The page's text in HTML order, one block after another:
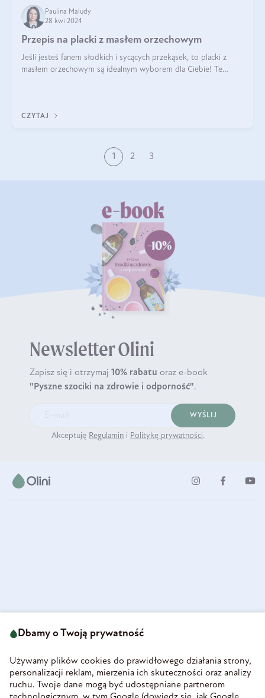
Paulina Maludy
28 kwi 2024
Przepis na placki z masłem orzechowym
Jeśli jesteś fanem słodkich i sycących przekąsek, to placki z
masłem orzechowym są idealnym wyborem dla Ciebie! Te
CZYTAJ
1 2 3
Newsletter Olini
Zapisz się i otrzymaj 10% rabatu oraz e-book
"Pyszne szociki na zdrowie i odporność".
WYŚLIJ
Akceptuję Regulamin i Politykę prywatności.
58-160 Świebodzice
REGON 890213034
INFORMACJE
Dbamy o Twoją prywatność
Używamy plików cookies do prawidłowego działania strony,
personalizacji reklam, mierzenia ich skuteczności oraz analizy
ruchu. Twoje dane mogą być udostępniane partnerom